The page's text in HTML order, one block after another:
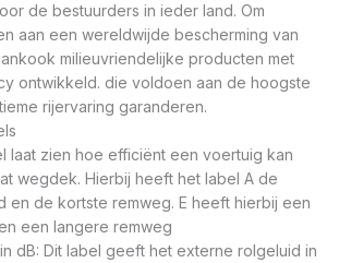
de bestuurders in ieder land. Om
aan een wereldwijde bescherming van
milieuvriendelijke producten met
ontwikkeld. die voldoen aan de hoogste
rijervaring garanderen.
laat zien hoe efficiënt een voertuig kan
wegdek. Hierbij heeft het label A de
en de kortste remweg. E heeft hierbij een
een langere remweg
dB: Dit label geeft het externe rolgeluid in